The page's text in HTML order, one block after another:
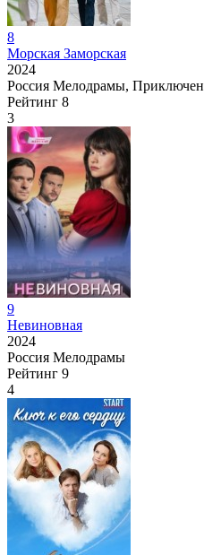
8
Морская Заморская
2024
Россия Мелодрамы,
Рейтинг 8
3
9
Невиновная
2024
Россия Мелодрамы
Рейтинг 9
4